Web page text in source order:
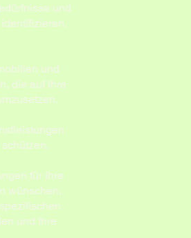
und
und
die auf Ihre
für Ihre
wünschen,
und Ihre